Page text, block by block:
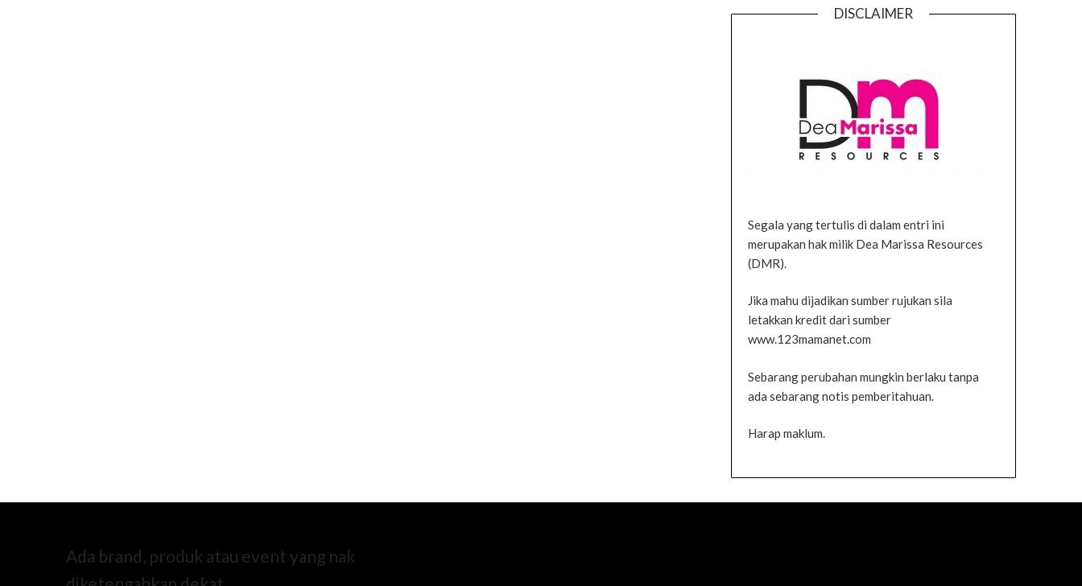
DISCLAIMER
Segala yang tertulis di dalam entri ini
merupakan hak milik Dea Marissa Resources
(DMR).
Jika mahu dijadikan sumber rujukan sila
letakkan kredit dari sumber
www.123mamanet.com
Sebarang perubahan mungkin berlaku tanpa
ada sebarang notis pemberitahuan.
Harap maklum.
Ada brand, produk atau event yang nak